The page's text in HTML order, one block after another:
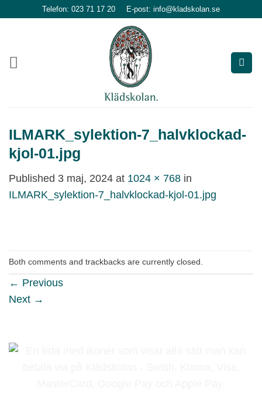
Telefon: 023 71 17 20 E-post: info@kladskolan.se
ILMARK_sylektion-7_halvklockad-
kjol-01.jpg
Published 3 maj, 2024 at 1024 × 768 in
ILMARK_sylektion-7_halvklockad-kjol-01.jpg
Both comments and trackbacks are currently closed.
← Previous
Next →